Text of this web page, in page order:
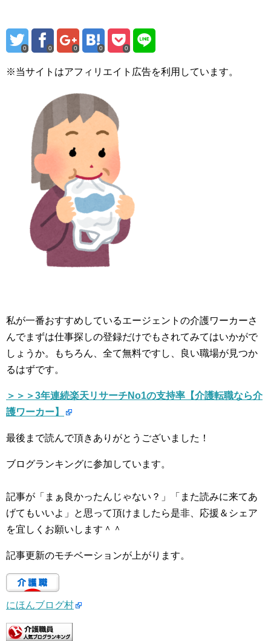
0 0 0 0 0
※当サイトはアフィリエイト広告を利用しています。
私が一番おすすめしているエージェントの介護ワーカーさ
んでまずは仕事探しの登録だけでもされてみてはいかがで
しょうか。もちろん、全て無料ですし、良い職場が見つか
るはずです。
＞＞＞3年連続楽天リサーチNo1の支持率【介護転職なら介
護ワーカー】
最後まで読んで頂きありがとうございました！
ブログランキングに参加しています。
記事が「まぁ良かったんじゃない？」「また読みに来てあ
げてもいいよ」と思って頂けましたら是非、応援＆シェア
を宜しくお願いします＾＾
記事更新のモチベーションが上がります。
にほんブログ村